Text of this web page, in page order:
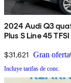
2024 Audi Q3
Plus S Line 45 TFSI
$31,621 Gran oferta
Incluye tarifas de conc.